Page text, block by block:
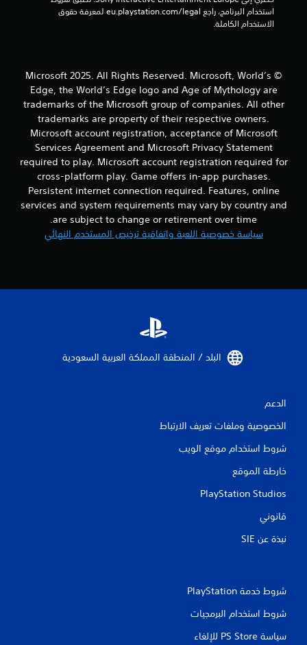
الاستخدام الكاملة.
© Microsoft 2025. All Rights Reserved. Microsoft, World’s
Edge, the World’s Edge logo and Age of Mythology are
trademarks of the Microsoft group of companies. All other
trademarks are property of their respective owners.
Microsoft account registration, acceptance of Microsoft
Services Agreement and Microsoft Privacy Statement
required to play. Microsoft account registration required for
cross-platform play. Game offers in-app purchases.
Persistent internet connection required. Features, online
services and system requirements may vary by country and
are subject to change or retirement over time.
سياسة خصوصية اللعبة واتفاقية ترخيص المستخدم النهائي
البلد / المنطقة المملكة العربية السعودية‏
الدعم
الخصوصية وملفات تعريف الارتباط
شروط استخدام موقع الويب
خارطة الموقع
PlayStation Studios
قانوني
نبذة عن SIE‏
شروط خدمة PlayStation‏
شروط استخدام البرمجيات
سياسة PS Store للإلغاء